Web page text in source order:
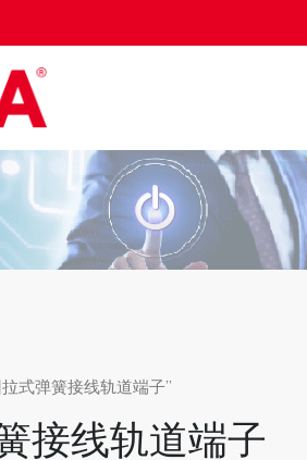
式弹簧接线轨道端子”
接线轨道端子